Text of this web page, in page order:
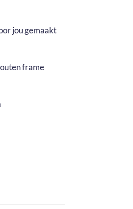
jou gemaakt
frame